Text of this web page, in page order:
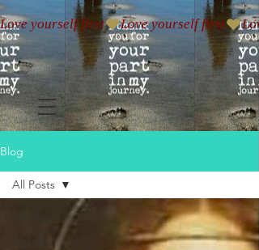
Love yourself first
Blog
All Posts